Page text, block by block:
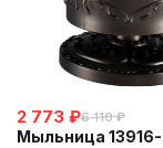
2 773 ₽6 110 ₽
Мыльница 13916-